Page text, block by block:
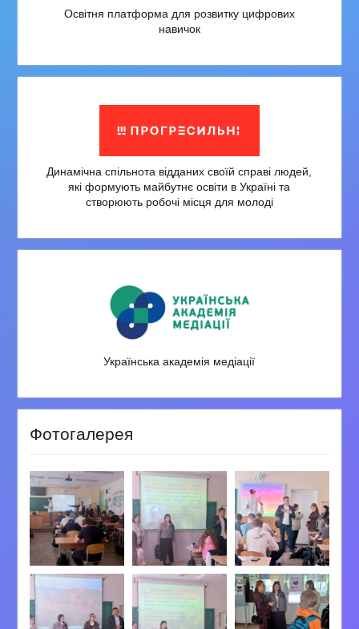
Освітня платформа для розвитку цифрових
навичок
Динамічна спільнота відданих своїй справі людей,
які формують майбутнє освіти в Україні та
створюють робочі місця для молоді
Українська академія медіації
Фотогалерея